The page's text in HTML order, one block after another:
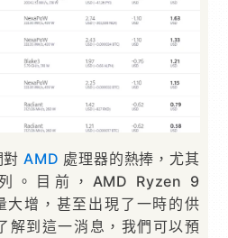
AMD 處理器的熱捧，尤其
。目前，AMD Ryzen 9
大增，甚至出現了一時的供
解到這一消息，我們可以預